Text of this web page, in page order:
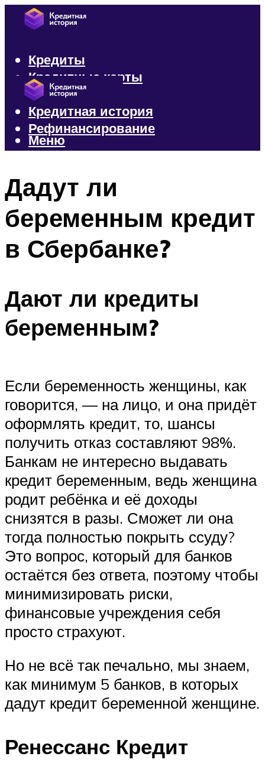
Кредиты
Кредитные карты
Микрозаймы
Кредитная история
Рефинансирование
Меню
Дадут ли
беременным кредит
в Сбербанке?
Дают ли кредиты
беременным?
Если беременность женщины, как
говорится, — на лицо, и она придёт
оформлять кредит, то, шансы
получить отказ составляют 98%.
Банкам не интересно выдавать
кредит беременным, ведь женщина
родит ребёнка и её доходы
снизятся в разы. Сможет ли она
тогда полностью покрыть ссуду?
Это вопрос, который для банков
остаётся без ответа, поэтому чтобы
минимизировать риски,
финансовые учреждения себя
просто страхуют.
Но не всё так печально, мы знаем,
как минимум 5 банков, в которых
дадут кредит беременной женщине.
Ренессанс Кредит